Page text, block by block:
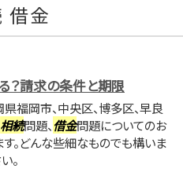
借金
？請求の条件と期限
福岡市、中央区、博多区、早良
相続問題、 借金問題についてのお
。どんな些細なものでも構いま
。